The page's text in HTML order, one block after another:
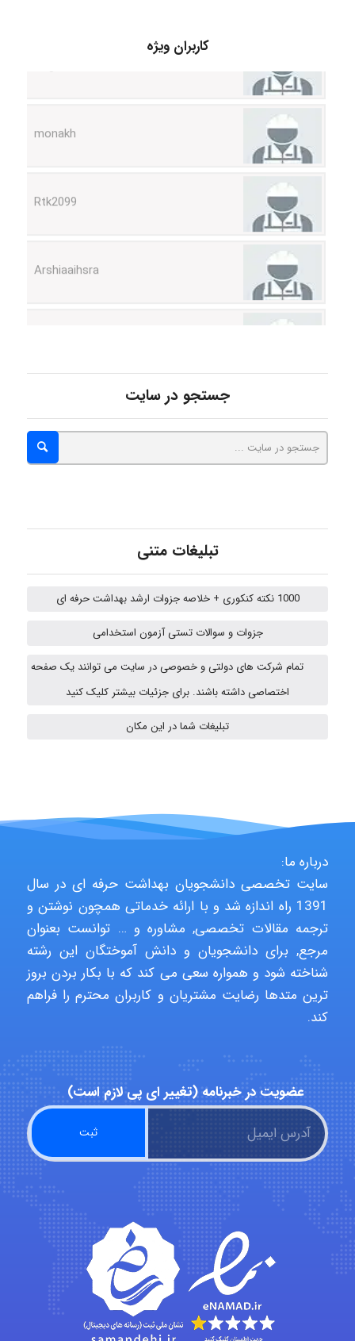
کاربران ویژه
nima5534
arman.m
Arshiaaihsra
ABOALFZAL ZAREI
nima5534
arman.m
Hasan haghparast
shbnm72
Minoo1375
جستجو در سایت
تبلیغات متنی
1000 نکته کنکوری + خلاصه جزوات ارشد بهداشت حرفه ای
جزوات و سوالات تستی آزمون استخدامی
تمام شرکت های دولتی و خصوصی در سایت می توانند یک صفحه
اختصاصی داشته باشند. برای جزئیات بیشتر کلیک کنید
تبلیغات شما در این مکان
درباره ما:
سایت تخصصی دانشجویان بهداشت حرفه ای در سال
1391 راه اندازه شد و با ارائه خدماتی همچون نوشتن و
ترجمه مقالات تخصصی, مشاوره و … توانست بعنوان
مرجع, برای دانشجویان و دانش آموختگان این رشته
شناخته شود و همواره سعی می کند که با بکار بردن بروز
ترین متدها رضایت مشتریان و کاربران محترم را فراهم
کند.
عضویت در خبرنامه (تغییر ای پی لازم است)